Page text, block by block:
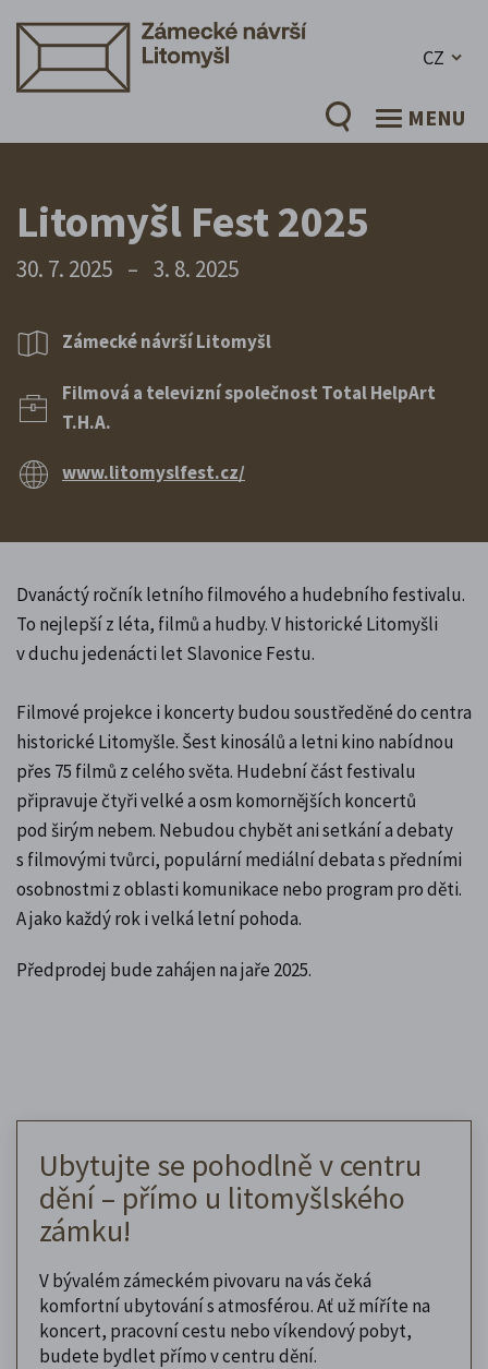
CZ
MENU
Litomyšl Fest 2025
30. 7. 2025 – 3. 8. 2025
Zámecké návrší Litomyšl
Filmová a televizní společnost Total HelpArt
T.H.A.
www.litomyslfest.cz/
Dvanáctý ročník letního filmového a hudebního festivalu.
To nejlepší z léta, filmů a hudby. V historické Litomyšli
v duchu jedenácti let Slavonice Festu.
Filmové projekce i koncerty budou soustředěné do centra
historické Litomyšle. Šest kinosálů a letni kino nabídnou
přes 75 filmů z celého světa. Hudební část festivalu
připravuje čtyři velké a osm komornějších koncertů
pod širým nebem. Nebudou chybět ani setkání a debaty
s filmovými tvůrci, populární mediální debata s předními
osobnostmi z oblasti komunikace nebo program pro děti.
A jako každý rok i velká letní pohoda.
Předprodej bude zahájen na jaře 2025.
Ubytujte se pohodlně v centru
dění – přímo u litomyšlského
zámku!
V bývalém zámeckém pivovaru na vás čeká
komfortní ubytování s atmosférou. Ať už míříte na
koncert, pracovní cestu nebo víkendový pobyt,
budete bydlet přímo v centru dění.